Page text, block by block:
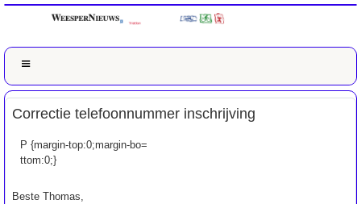
Correctie telefoonnummer inschrijving
P {margin-top:0;margin-bo=
ttom:0;}
Beste Thomas,